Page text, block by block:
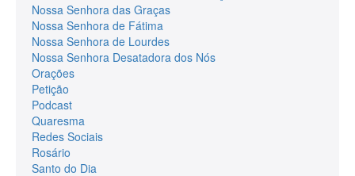
Nossa Senhora das Graças
Nossa Senhora de Fátima
Nossa Senhora de Lourdes
Nossa Senhora Desatadora dos Nós
Orações
Petição
Podcast
Quaresma
Redes Sociais
Rosário
Santo do Dia